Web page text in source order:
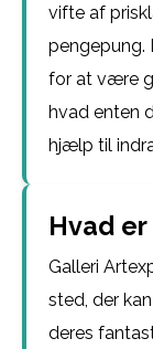
vifte af
pengepung.
for at være
hvad enten
hjælp til
Hvad
Galleri
sted, der
deres